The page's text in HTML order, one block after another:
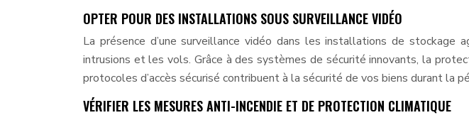
OPTER POUR DES INSTALLATIONS SOUS SURVEILLANCE VIDÉO
La présence d’une surveillance vidéo dans les installations de stockage
intrusions et les vols. Grâce à des systèmes de sécurité innovants, la
protocoles d’accès sécurisé contribuent à la sécurité de vos biens durant la
VÉRIFIER LES MESURES ANTI-INCENDIE ET DE PROTECTION CLIMATIQUE